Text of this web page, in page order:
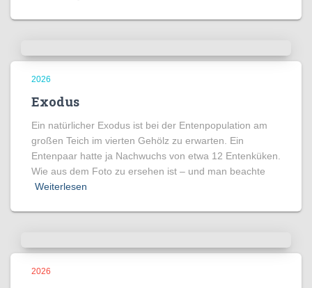
2026
Exodus
Ein natürlicher Exodus ist bei der Entenpopulation am
großen Teich im vierten Gehölz zu erwarten. Ein
Entenpaar hatte ja Nachwuchs von etwa 12 Entenküken.
Wie aus dem Foto zu ersehen ist – und man beachte
Weiterlesen
2026